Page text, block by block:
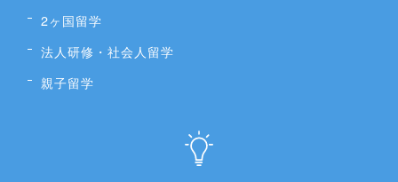
2ヶ国留学
法人研修・社会人留学
親子留学